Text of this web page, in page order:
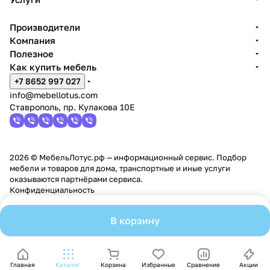
В корзину
Главная Каталог Корзина Избранные Сравнение Акции
Производители
Компания
Полезное
Как купить мебель
+7 8652 997 027
info@mebellotus.com
Ставрополь, пр. Кулакова 10Е
2026 © МебельЛотус.рф — информационный сервис. Подбор
мебели и товаров для дома, транспортные и иные услуги
оказываются партнёрами сервиса.
Конфиденциальность